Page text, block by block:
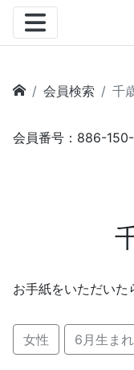
会員検索 千
会員番号：886-
お手紙をいただいた
女性 6月生まれ